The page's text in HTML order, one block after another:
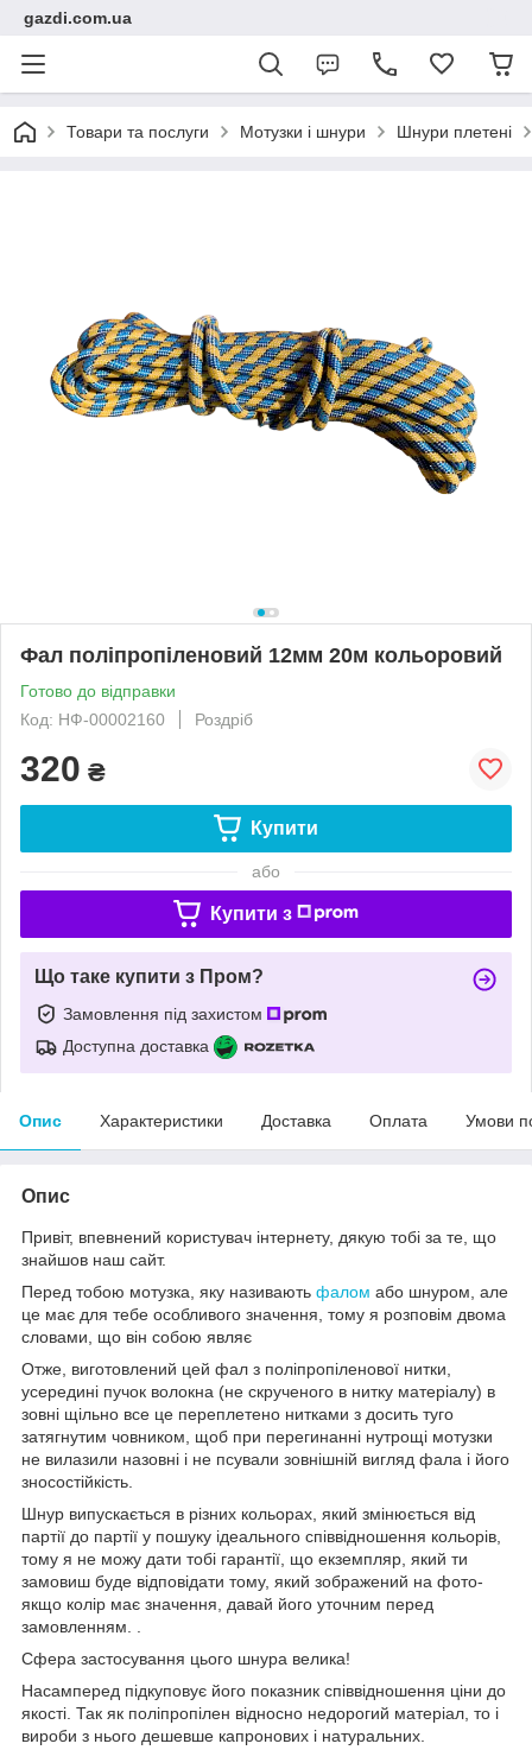
gazdi.com.ua
Товари та послуги Мотузки і шнури Шнури плетені
Фал поліпропіленовий 12мм 20м кольоровий
Готово до відправки
Код: НФ-00002160
Роздріб
320 ₴
Купити
або
Купити з
Що таке купити з Пром?
Замовлення під захистом
Доступна доставка
Опис Характеристики Доставка Оплата Умови
Опис
Привіт, впевнений користувач інтернету, дякую тобі за те, що
знайшов наш сайт.
Перед тобою мотузка, яку називають фалом або шнуром, але
це має для тебе особливого значення, тому я розповім двома
словами, що він собою являє
Отже, виготовлений цей фал з поліпропіленової нитки,
усередині пучок волокна (не скрученого в нитку матеріалу) в
зовні щільно все це переплетено нитками з досить туго
затягнутим човником, щоб при перегинанні нутрощі мотузки
не вилазили назовні і не псували зовнішній вигляд фала і його
зносостійкість.
Шнур випускається в різних кольорах, який змінюється від
партії до партії у пошуку ідеального співвідношення кольорів,
тому я не можу дати тобі гарантії, що екземпляр, який ти
замовиш буде відповідати тому, який зображений на фото-
якщо колір має значення, давай його уточним перед
замовленням. .
Сфера застосування цього шнура велика!
Насамперед підкуповує його показник співвідношення ціни до
якості. Так як поліпропілен відносно недорогий матеріал, то і
вироби з нього дешевше капронових і натуральних.